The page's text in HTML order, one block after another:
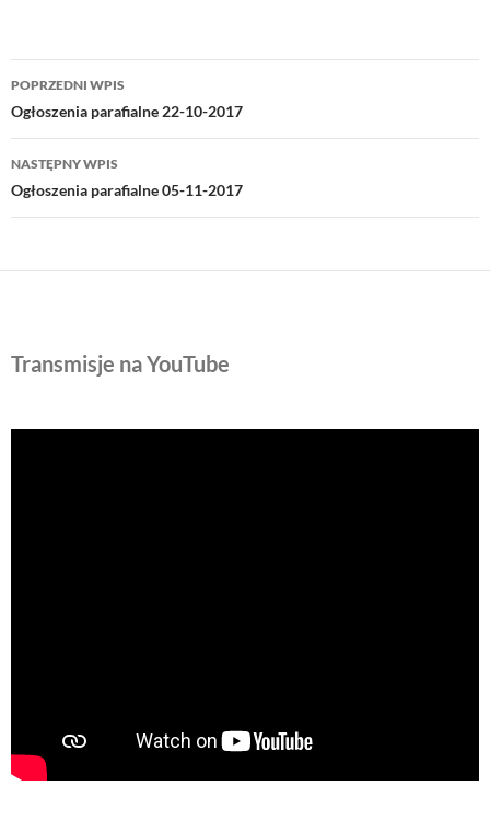
Nawigacja
wpisu
POPRZEDNI WPIS
Ogłoszenia parafialne 22-10-2017
NASTĘPNY WPIS
Ogłoszenia parafialne 05-11-2017
Transmisje na YouTube